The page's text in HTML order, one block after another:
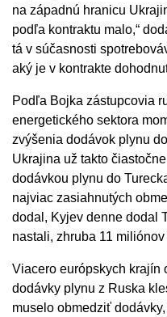
na západnú hranicu
podľa kontraktu malo,“
tá v súčasnosti
aký je v kontrakte
Podľa Bojka zástupcovia
energetického sektora
zvýšenia dodávok plynu
Ukrajina už takto
dodávkou plynu do
najviac zasiahnutých
dodal, Kyjev denne dodal
nastali, zhruba 11
Viacero európskych krajín
dodávky plynu z Ruska
muselo obmedziť